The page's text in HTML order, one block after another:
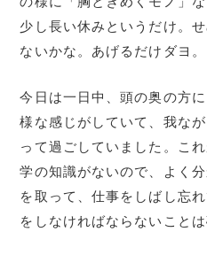
少し長い休みというだけ。
ないかな。あげるだけダヨ。
今日は一日中、頭の奥の方
様な感じがしていて、我な
って過ごしていました。こ
学の知識がないので、よく
を取って、仕事をしばし忘
をしなければならないことは